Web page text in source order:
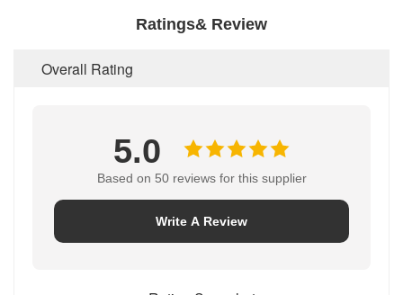
Ratings& Review
Overall Rating
5.0
Based on 50 reviews for this supplier
Write A Review